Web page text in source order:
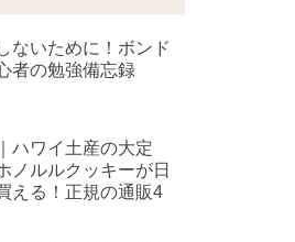
ないために！ボンド
者の勉強備忘録
ハワイ土産の大定
ノルルクッキーが日
える！正規の通販4